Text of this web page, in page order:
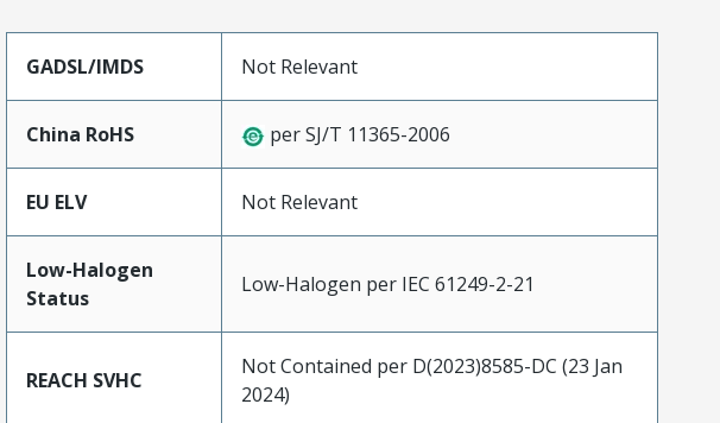
GADSL/IMDS Not Relevant
China RoHS per SJ/T 11365-2006
EU ELV Not Relevant
Low-Halogen
Status
Low-Halogen per IEC 61249-2-21
REACH SVHC
Not Contained per D(2023)8585-DC (23 Jan
2024)